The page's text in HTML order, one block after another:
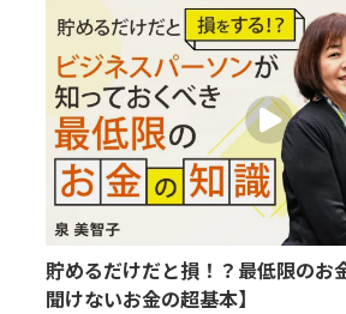
貯めるだけだと損！？最低限のお
聞けないお金の超基本】